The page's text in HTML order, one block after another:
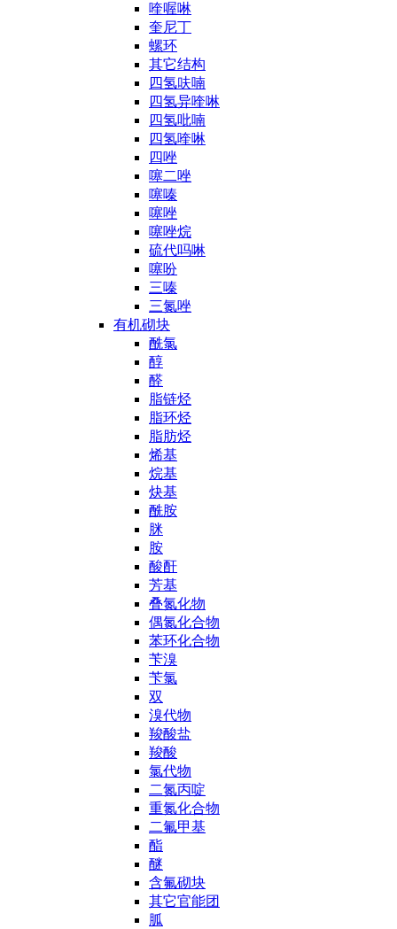
喹喔啉
奎尼丁
螺环
其它结构
四氢呋喃
四氢异喹啉
四氢吡喃
四氢喹啉
四唑
噻二唑
噻嗪
噻唑
噻唑烷
硫代吗啉
噻吩
三嗪
三氮唑
有机砌块
酰氯
醇
醛
脂链烃
脂环烃
脂肪烃
烯基
烷基
炔基
酰胺
脒
胺
酸酐
芳基
叠氮化物
偶氮化合物
苯环化合物
苄溴
苄氯
双
溴代物
羧酸盐
羧酸
氯代物
二氮丙啶
重氮化合物
二氟甲基
酯
醚
含氟砌块
其它官能团
胍